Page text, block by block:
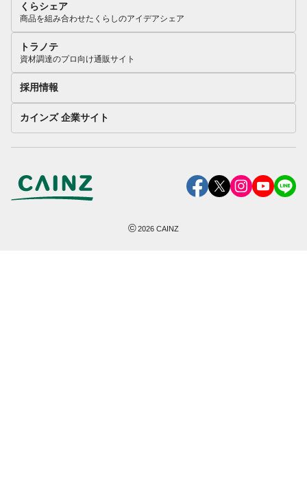
くらシェア
商品を組み合わせたくらしのアイデアシェア
トラノテ
資材調達のプロ向け通販サイト
採用情報
カインズ 企業サイト
©2026 CAINZ